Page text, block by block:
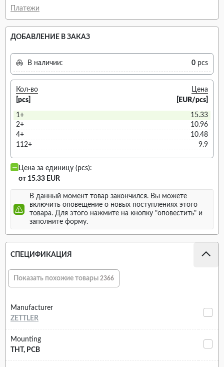
Платежи
ДОБАВЛЕНИЕ В ЗАКАЗ
В наличии: 0 pcs
Кол-во
[pcs]
Цена
[EUR/pcs]
1+
15.33
2+
10.96
4+
10.48
112+
9.9
Цена за единицу (pcs):
от 15.33 EUR
В данный момент товар закончился. Вы можете
включить оповещение о новых поступлениях этого
товара. Для этого нажмите на кнопку "оповестить" и
заполните форму.
СПЕЦИФИКАЦИЯ
Показать похожие товары 2366
Manufacturer
ZETTLER
Mounting
THT, PCB